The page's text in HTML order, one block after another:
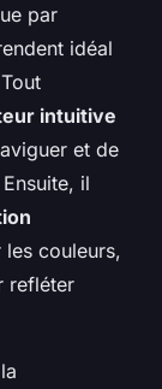
par
idéal
intuitive
et de
il
couleurs,
refléter